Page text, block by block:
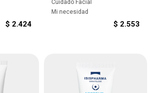
$ 2.424
Cuidado Facial
Mi necesidad
$ 2.553